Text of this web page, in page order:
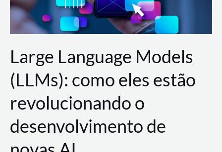
Large Language Models
(LLMs): como eles estão
revolucionando o
desenvolvimento de